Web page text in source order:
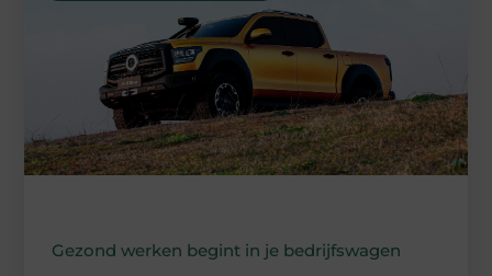
Gezond werken begint in je bedrijfswagen